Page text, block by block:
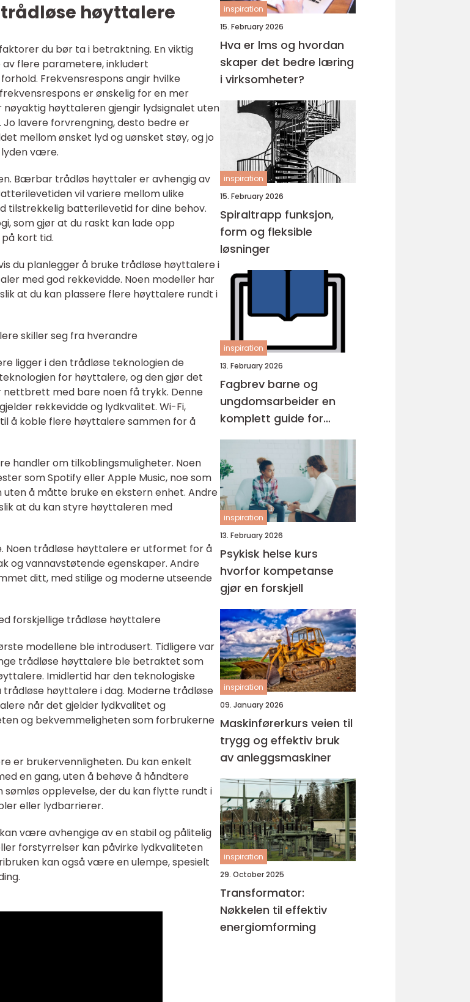
høyttalere
du bør ta i betraktning. En viktig
flere parametere, inkludert
Frekvensrespons angir hvilke
er ønskelig for en mer
høyttaleren gjengir lydsignalet uten
lavere forvrengning, desto bedre er
mellom ønsket lyd og uønsket støy, og jo
lyden være.
Bærbar trådløs høyttaler er avhengig av
vil variere mellom ulike
tilstrekkelig batterilevetid for dine behov.
som gjør at du raskt kan lade opp
kort tid.
du planlegger å bruke trådløse høyttalere i
med god rekkevidde. Noen modeller har
at du kan plassere flere høyttalere rundt i
skiller seg fra hverandre
ligger i den trådløse teknologien de
for høyttalere, og den gjør det
med bare noen få trykk. Denne
rekkevidde og lydkvalitet. Wi-Fi,
å koble flere høyttalere sammen for å
handler om tilkoblingsmuligheter. Noen
som Spotify eller Apple Music, noe som
å måtte bruke en ekstern enhet. Andre
at du kan styre høyttaleren med
Noen trådløse høyttalere er utformet for å
vannavstøtende egenskaper. Andre
ditt, med stilige og moderne utseende
forskjellige trådløse høyttalere
modellene ble introdusert. Tidligere var
trådløse høyttalere ble betraktet som
Imidlertid har den teknologiske
høyttalere i dag. Moderne trådløse
når det gjelder lydkvalitet og
og bekvemmeligheten som forbrukerne
er brukervennligheten. Du kan enkelt
en gang, uten å behøve å håndtere
opplevelse, der du kan flytte rundt i
eller lydbarrierer.
være avhengige av en stabil og pålitelig
forstyrrelser kan påvirke lydkvaliteten
kan også være en ulempe, spesielt
inspiration
15. February 2026
Hva er lms og hvordan
skaper det bedre læring
i virksomheter?
inspiration
15. February 2026
Spiraltrapp funksjon,
form og fleksible
løsninger
inspiration
13. February 2026
Fagbrev barne og
ungdomsarbeider en
komplett guide for
voksne
inspiration
13. February 2026
Psykisk helse kurs
hvorfor kompetanse
gjør en forskjell
inspiration
09. January 2026
Maskinførerkurs veien til
trygg og effektiv bruk
av anleggsmaskiner
inspiration
29. October 2025
Transformator:
Nøkkelen til effektiv
energiomforming